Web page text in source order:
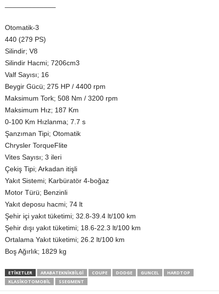
Otomatik-3
440 (279 PS)
Silindir; V8
Silindir Hacmi; 7206cm3
Valf Sayısı; 16
Beygir Gücü; 275 HP / 4400 rpm
Maksimum Tork; 508 Nm / 3200 rpm
Maksimum Hız; 187 Km
0-100 Km Hızlanma; 7.7 s
Şanzıman Tipi; Otomatik
Chrysler TorqueFlite
Vites Sayısı; 3 ileri
Çekiş Tipi; Arkadan itişli
Yakıt Sistemi; Karbüratör 4-boğaz
Motor Türü; Benzinli
Yakıt deposu hacmi; 74 lt
Şehir içi yakıt tüketimi; 32.8-39.4 lt/100 km
Şehir dışı yakıt tüketimi; 18.6-22.3 lt/100 km
Ortalama Yakıt tüketimi; 26.2 lt/100 km
Boş Ağırlık; 1829 kg
ETIKETLER ARABATEKNIKBILGI COUPE DODGE GUNCEL
HARDTOP
KLASIKOTOMOBIL
SSEGMENT